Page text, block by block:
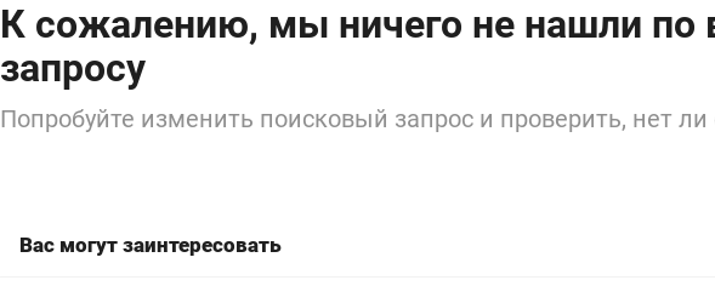
К сожалению, мы ничего не нашли по
запросу
Попробуйте изменить поисковый запрос и проверить, нет ли
Вас могут заинтересовать